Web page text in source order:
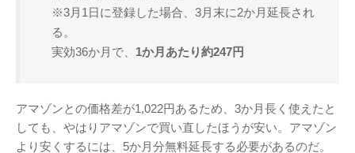
※3月1日に登録した場合、3月末に2か月延長され
る。
実効36か月で、 1か月あたり約247円
アマゾンとの価格差が1,022円あるため、3か月長く使えたと
しても、やはりアマゾンで買い直したほうが安い。アマゾン
より安くするには、5か月分無料延長する必要があるのだ。